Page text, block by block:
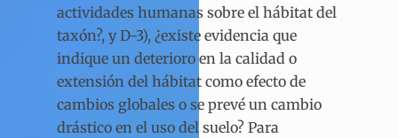
actividades humanas sobre el hábitat del
taxón?, y D-3), ¿existe evidencia que
indique un deterioro en la calidad o
extensión del hábitat como efecto de
cambios globales o se prevé un cambio
drástico en el uso del suelo? Para